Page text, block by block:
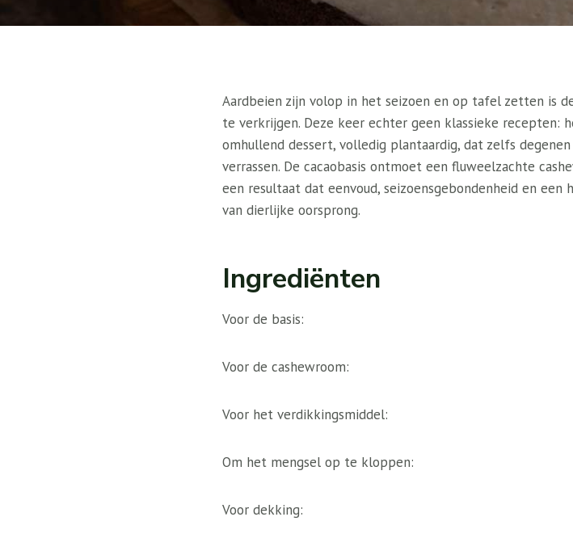
Aardbeien zijn volop in het seizoen en op tafel zetten is
te verkrijgen. Deze keer echter geen klassieke
omhullend dessert, volledig plantaardig, dat zelfs
verrassen. De cacaobasis ontmoet een fluweelzachte
een resultaat dat eenvoud, seizoensgebondenheid en
van dierlijke oorsprong.
Ingrediënten
Voor de basis:
Voor de cashewroom:
Voor het verdikkingsmiddel:
Om het mengsel op te kloppen:
Voor dekking: